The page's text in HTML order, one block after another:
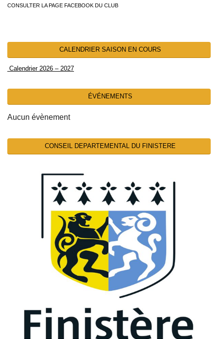
CONSULTER LA PAGE FACEBOOK DU CLUB
CALENDRIER SAISON EN COURS
Calendrier 2026 – 2027
ÉVÉNEMENTS
Aucun évènement
CONSEIL DEPARTEMENTAL DU FINISTERE